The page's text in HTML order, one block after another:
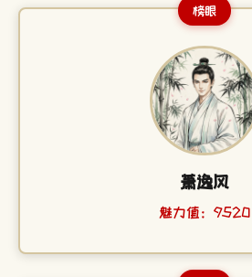
榜眼
萧逸风
魅力值：9520